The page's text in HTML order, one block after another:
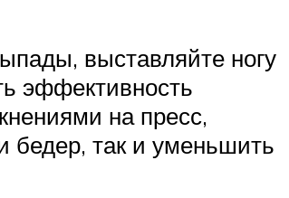
выставляйте ногу
эффективность
на пресс,
бедер, так и уменьшить